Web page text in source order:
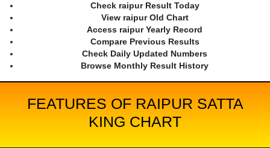
Check raipur Result Today
View raipur Old Chart
Access raipur Yearly Record
Compare Previous Results
Check Daily Updated Numbers
Browse Monthly Result History
FEATURES OF RAIPUR SATTA
KING CHART